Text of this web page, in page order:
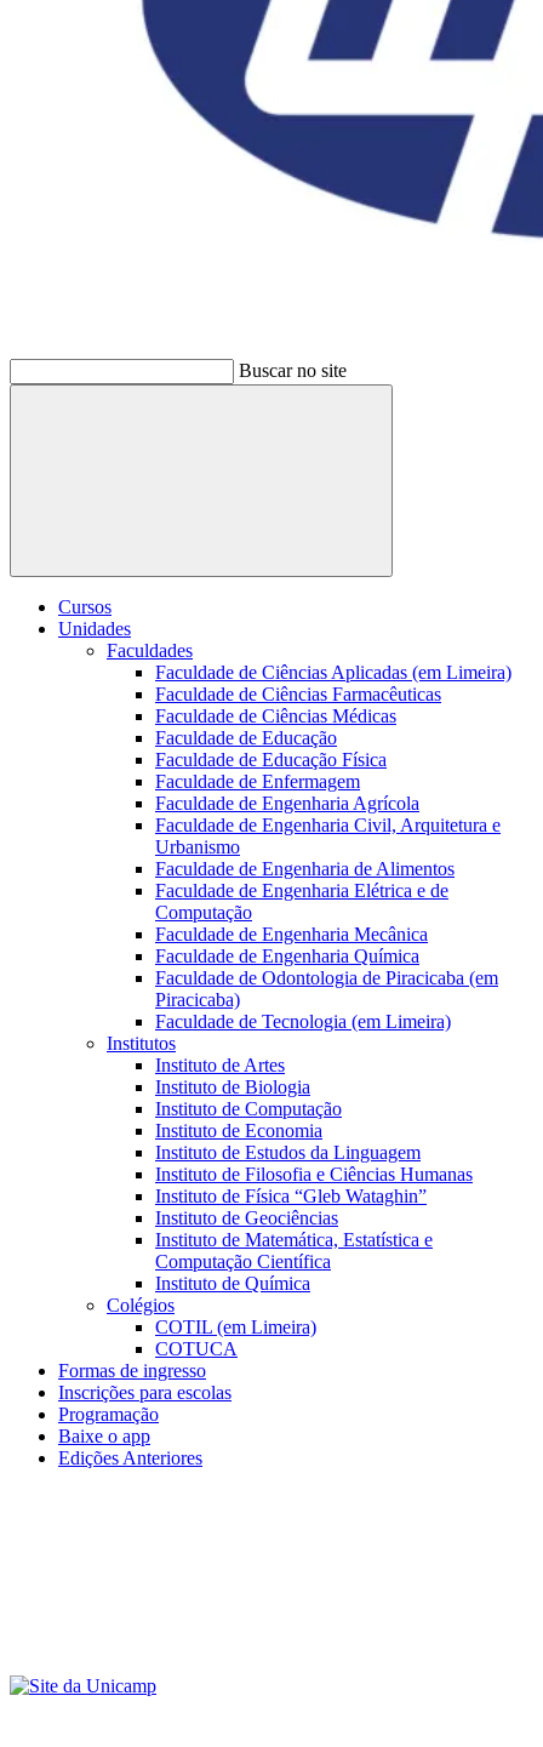
Buscar no site
Buscar
Cursos
Unidades
Faculdades
Faculdade de Ciências Aplicadas (em Limeira)
Faculdade de Ciências Farmacêuticas
Faculdade de Ciências Médicas
Faculdade de Educação
Faculdade de Educação Física
Faculdade de Enfermagem
Faculdade de Engenharia Agrícola
Faculdade de Engenharia Civil, Arquitetura e
Urbanismo
Faculdade de Engenharia de Alimentos
Faculdade de Engenharia Elétrica e de
Computação
Faculdade de Engenharia Mecânica
Faculdade de Engenharia Química
Faculdade de Odontologia de Piracicaba (em
Piracicaba)
Faculdade de Tecnologia (em Limeira)
Institutos
Instituto de Artes
Instituto de Biologia
Instituto de Computação
Instituto de Economia
Instituto de Estudos da Linguagem
Instituto de Filosofia e Ciências Humanas
Instituto de Física “Gleb Wataghin”
Instituto de Geociências
Instituto de Matemática, Estatística e
Computação Científica
Instituto de Química
Colégios
COTIL (em Limeira)
COTUCA
Formas de ingresso
Inscrições para escolas
Programação
Baixe o app
Edições Anteriores